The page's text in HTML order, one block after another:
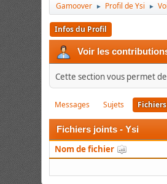
Gamoover ► Profil de Ysi ►
Infos du Profil
Voir les
Cette section vous permet
Messages Sujets
Fichiers joints - Ysi
Nom de fichier